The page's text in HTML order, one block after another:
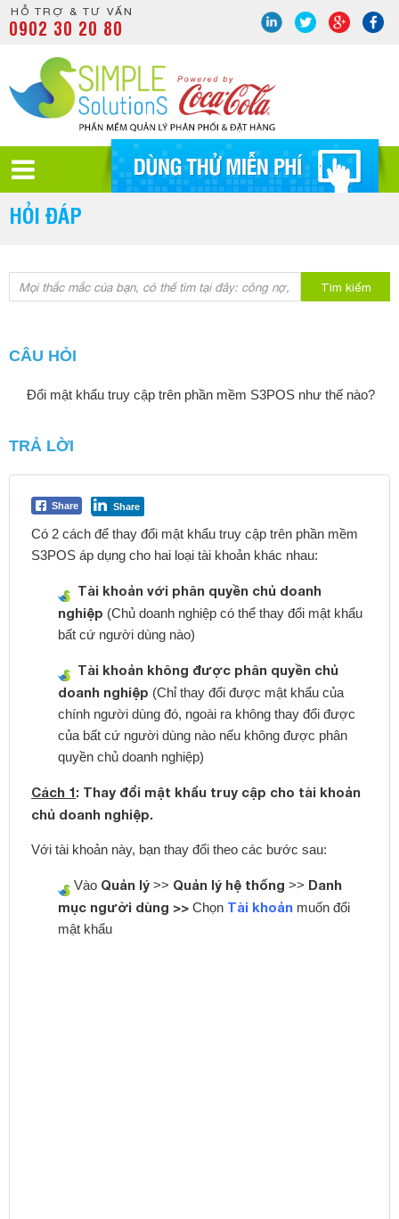
HỖ TRỢ & TƯ VẤN
0902 30 20 80
HỎI ĐÁP
Tìm kiếm
CÂU HỎI
Đổi mật khẩu truy cập trên phần mềm S3POS như thế nào?
TRẢ LỜI
Share Share
Có 2 cách để thay đổi mật khẩu truy cập trên phần mềm
S3POS áp dụng cho hai loại tài khoản khác nhau:
Tài khoản với phân quyền chủ doanh
nghiệp (Chủ doanh nghiệp có thể thay đổi mật khẩu
bất cứ người dùng nào)
Tài khoản không được phân quyền chủ
doanh nghiệp (Chỉ thay đổi được mật khẩu của
chính người dùng đó, ngoài ra không thay đổi được
của bất cứ người dùng nào nếu không được phân
quyền chủ doanh nghiệp)
Cách 1: Thay đổi mật khẩu truy cập cho tài khoản
chủ doanh nghiệp.
Với tài khoản này, bạn thay đổi theo các bước sau:
Vào Quản lý >> Quản lý hệ thống >> Danh
mục người dùng >> Chọn Tài khoản muốn đổi
mật khẩu